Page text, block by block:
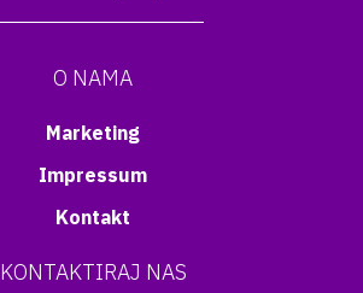
O NAMA
Marketing
Impressum
Kontakt
KONTAKTIRAJ NAS